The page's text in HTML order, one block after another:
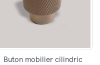
Buton mobilier cilindric